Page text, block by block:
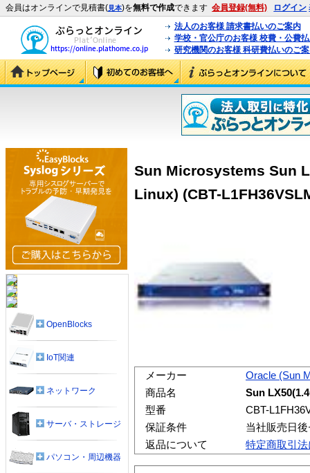
会員はオンラインで見積書(見本)を無料で作成できます 会員登録(無料) ログイン
法人のお客様 請求書払いのご案内
学校・官公庁のお客様 校費・公費
研究機関のお客様 科研費払いのご
Sun Microsystems Sun
Linux) (CBT-
メーカー
Oracle (Sun
商品名
Sun
型番
CBT-
保証条件
当社販売日
返品について
特定商取引
OpenBlocks
IoT関連
ネットワーク
サーバ・ストレージ
パソコン・周辺機器